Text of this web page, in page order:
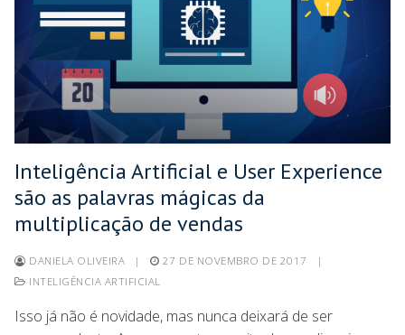
Inteligência Artificial e User Experience
são as palavras mágicas da
multiplicação de vendas
DANIELA OLIVEIRA | 27 DE NOVEMBRO DE 2017
|
INTELIGÊNCIA ARTIFICIAL
Isso já não é novidade, mas nunca deixará de ser